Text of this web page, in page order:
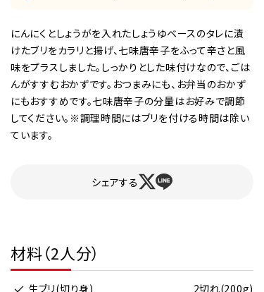
にんにくとしょうがを入れたしょうゆベースのタレに漬
けたブリをカラリと揚げ、七味唐辛子をふって辛さと風
味をプラスしました。しっかりとした味付けなので、ごは
んがすすむおかずです。おつまみにも、お弁当のおかず
にもおすすめです。七味唐辛子の分量はお好みで調節
してください。※調理時間にはブリを付ける時間は除い
ています。
シェアする
材料（2人分）
生ブリ(切り身) 2切れ(200g)